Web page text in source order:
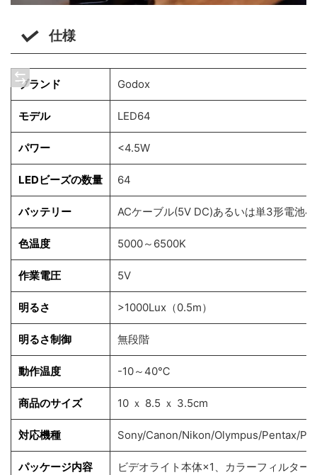
仕様
ブランド Godox
モデル LED64
パワー <4.5W
LEDビーズの数量 64
バッテリー ACケーブル(5V DC)あるいは単3形電池4
色温度 5000～6500K
作業電圧 5V
明るさ >1000Lux（0.5m）
明るさ制御 無段階
動作温度 -10～40℃
商品のサイズ 10 ｘ 8.5 ｘ 3.5cm
対応機種 Sony/Canon/Nikon/Olympus/Pentax/
パッケージ内容 ビデオライト本体×1、カラーフィルター